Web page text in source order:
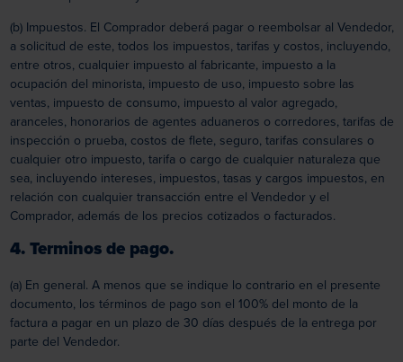
(b) Impuestos. El Comprador deberá pagar o reembolsar al Vendedor,
a solicitud de este, todos los impuestos, tarifas y costos, incluyendo,
entre otros, cualquier impuesto al fabricante, impuesto a la
ocupación del minorista, impuesto de uso, impuesto sobre las
ventas, impuesto de consumo, impuesto al valor agregado,
aranceles, honorarios de agentes aduaneros o corredores, tarifas de
inspección o prueba, costos de flete, seguro, tarifas consulares o
cualquier otro impuesto, tarifa o cargo de cualquier naturaleza que
sea, incluyendo intereses, impuestos, tasas y cargos impuestos, en
relación con cualquier transacción entre el Vendedor y el
Comprador, además de los precios cotizados o facturados.
4. Terminos de pago.
(a) En general. A menos que se indique lo contrario en el presente
documento, los términos de pago son el 100% del monto de la
factura a pagar en un plazo de 30 días después de la entrega por
parte del Vendedor.